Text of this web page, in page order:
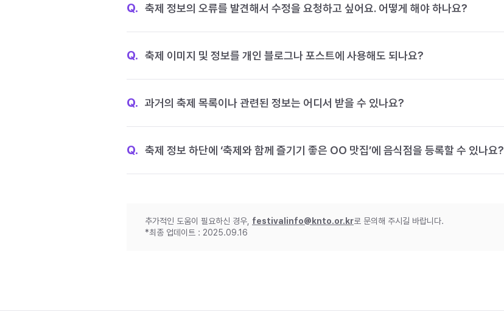
Q. 축제 정보의 오류를 발견해서 수정을 요청하고 싶어요. 어떻게 해야 하나요?
Q. 축제 이미지 및 정보를 개인 블로그나 포스트에 사용해도 되나요?
Q. 과거의 축제 목록이나 관련된 정보는 어디서 받을 수 있나요?
Q. 축제 정보 하단에 ‘축제와 함께 즐기기 좋은 OO 맛집’에 음식점을 등록할 수 있나요?
추가적인 도움이 필요하신 경우, festivalinfo@knto.or.kr로 문의해 주시길 바랍니다.
*최종 업데이트 : 2025.09.16